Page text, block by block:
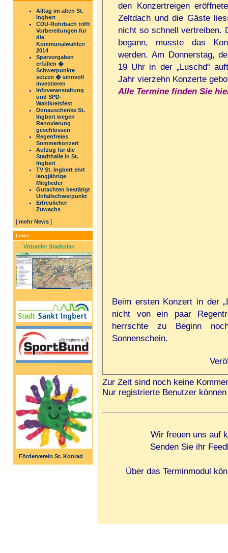
Alltag im alten St.
Ingbert
CDU-Rohrbach trifft
Vorbereitungen für
die
Kommunalwahlen
2014
Sparvorgaben
erfüllen �
Schwerpunkte
setzen � sinnvoll
investieren
Infoveranstaltung
und SPD-
Wahlkreisfest
Donauschenke St.
Ingbert wegen
Renovierung
geschlossen
Regenfreies
Sommerkonzert
Aufzug für die
Stadthalle in St.
Ingbert
TV St. Ingbert ehrt
langjährige
Mitglieder
Gutachten bestätigt
Unfallschwerpunkt
Erfreulicher
Zuwachs
[ mehr News ]
Links
Virtueller Stadtplan
Förderverein St. Konrad
den Konzertreigen
Zeltdach und die Gäste
nicht so schnell vertreiben.
begann, musste das
werden. Am Donnerstag,
19 Uhr in der „Luschd“
Jahr vierzehn Konzerte
Alle Termine finden Sie
Beim ersten Konzert in der
nicht von ein paar
herrschte zu Beginn
Sonnenschein.
Zur Zeit sind noch keine
Nur registrierte Benutzer
Wir freuen uns auf
Senden Sie ihr
Über das Terminmodul